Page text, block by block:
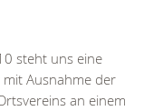
steht uns eine
Ausnahme der
an einem